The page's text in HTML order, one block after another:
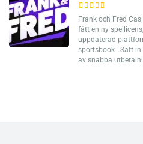
Frank och Fred
fått en ny
uppdaterad
sportsbook - Sätt
av snabba